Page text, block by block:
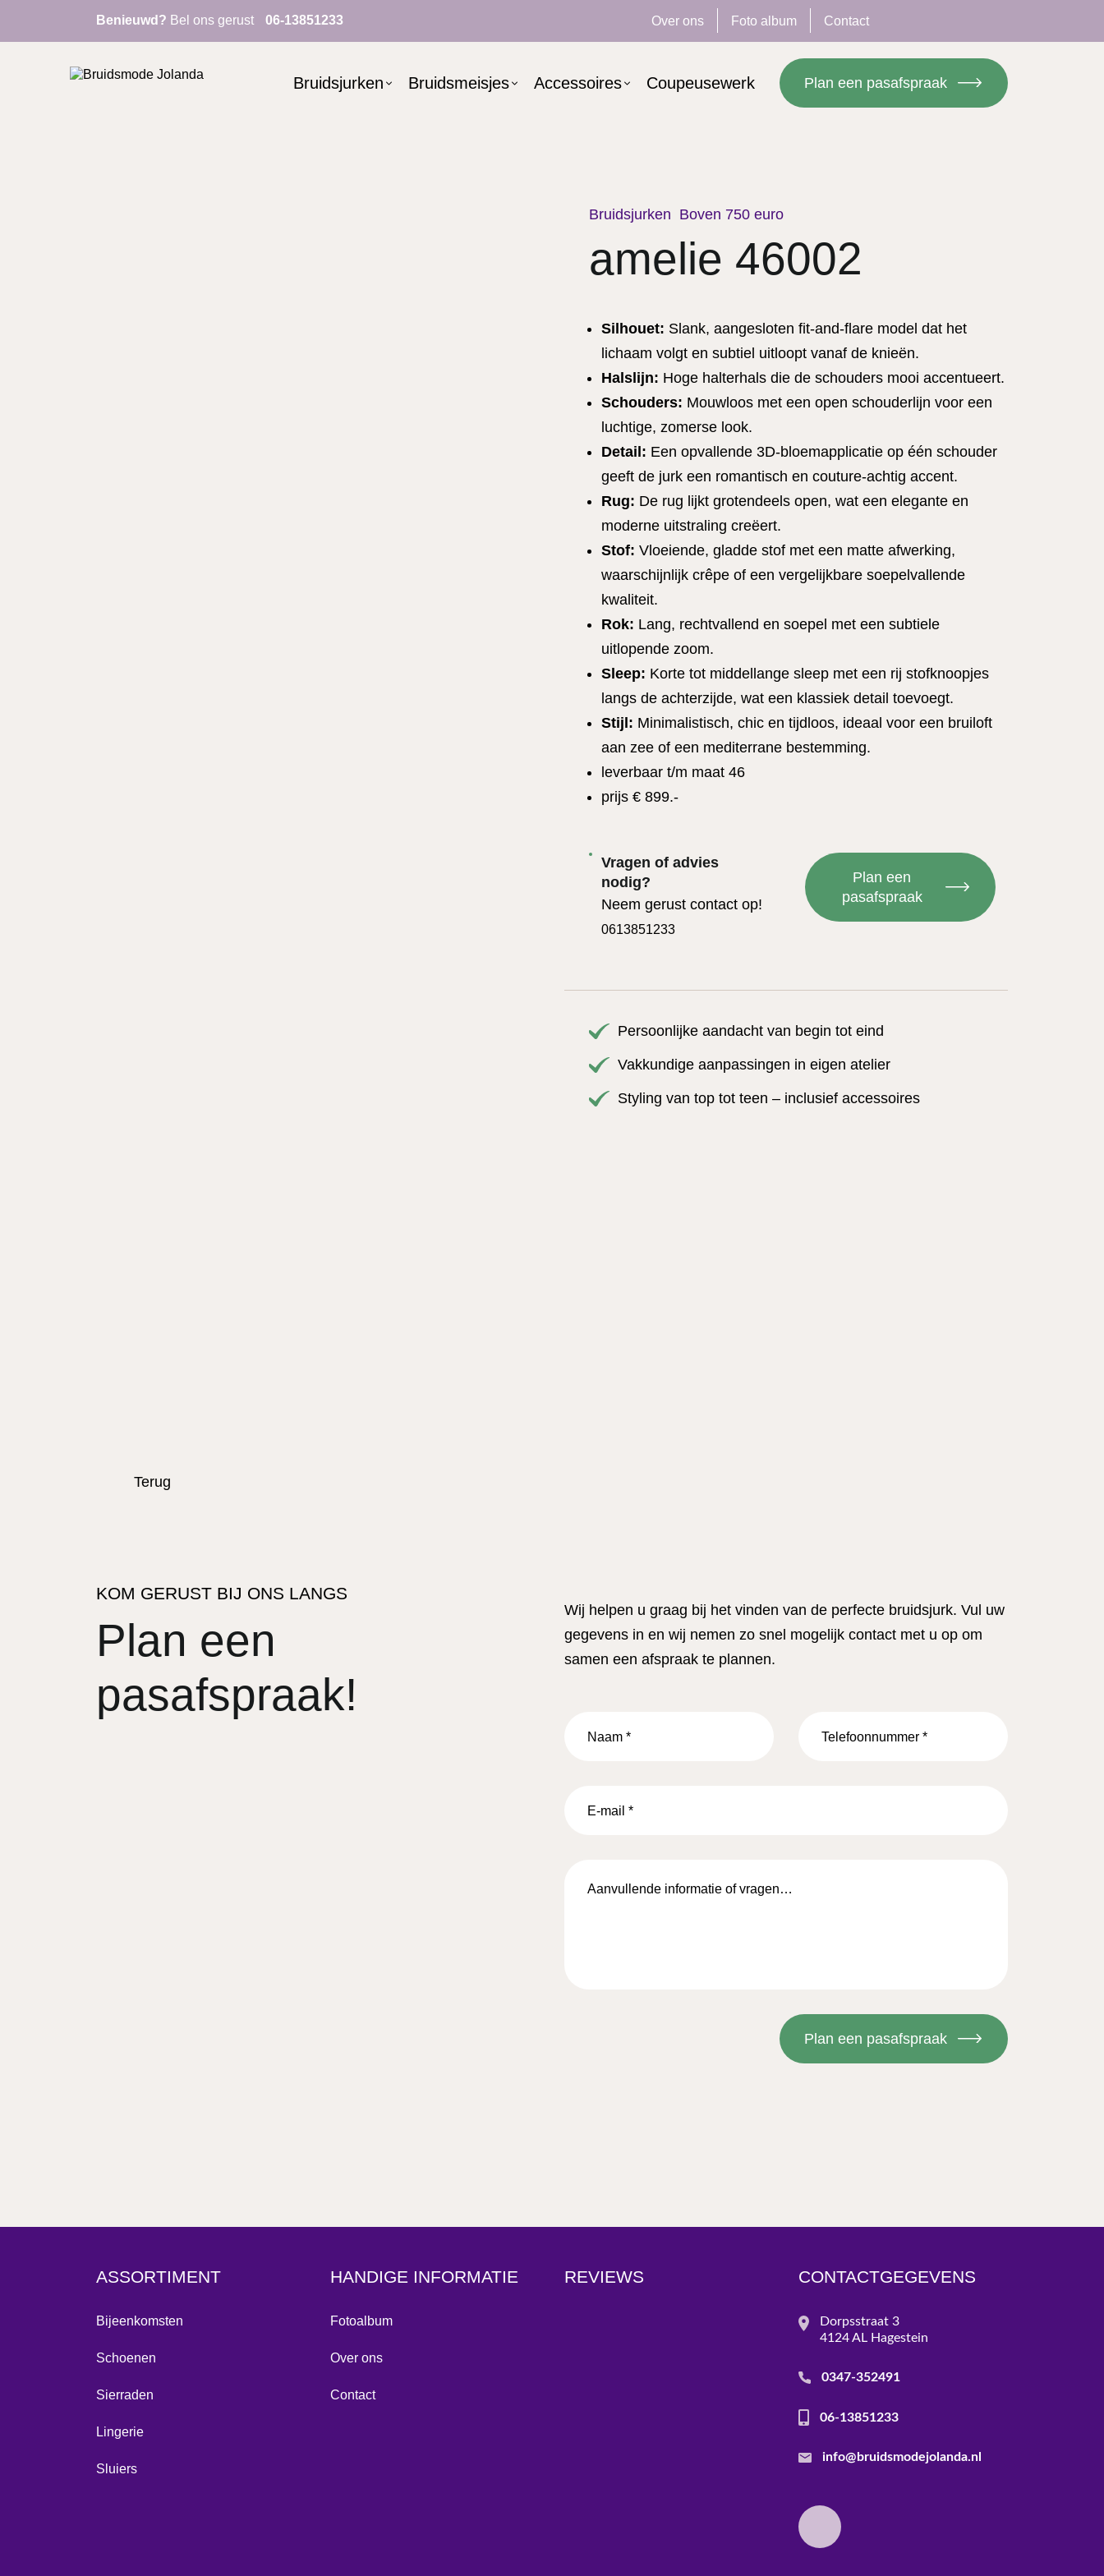
Benieuwd? Bel ons gerust 06-13851233 Over ons Foto album Contact
Bruidsjurken Bruidsmeisjes Accessoires Coupeusewerk Plan een pasafspraak
Bruidsjurken Boven 750 euro
amelie 46002
Silhouet: Slank, aangesloten fit-and-flare model dat het
lichaam volgt en subtiel uitloopt vanaf de knieën.
Halslijn: Hoge halterhals die de schouders mooi accentueert.
Schouders: Mouwloos met een open schouderlijn voor een
luchtige, zomerse look.
Detail: Een opvallende 3D-bloemapplicatie op één schouder
geeft de jurk een romantisch en couture-achtig accent.
Rug: De rug lijkt grotendeels open, wat een elegante en
moderne uitstraling creëert.
Stof: Vloeiende, gladde stof met een matte afwerking,
waarschijnlijk crêpe of een vergelijkbare soepelvallende
kwaliteit.
Rok: Lang, rechtvallend en soepel met een subtiele
uitlopende zoom.
Sleep: Korte tot middellange sleep met een rij stofknoopjes
langs de achterzijde, wat een klassiek detail toevoegt.
Stijl: Minimalistisch, chic en tijdloos, ideaal voor een bruiloft
aan zee of een mediterrane bestemming.
leverbaar t/m maat 46
prijs € 899.-
Vragen of advies
nodig?
Neem gerust contact op!
0613851233
Plan een
pasafspraak
Persoonlijke aandacht van begin tot eind
Vakkundige aanpassingen in eigen atelier
Styling van top tot teen – inclusief accessoires
Terug
KOM GERUST BIJ ONS LANGS
Plan een
pasafspraak!
Wij helpen u graag bij het vinden van de perfecte bruidsjurk. Vul uw
gegevens in en wij nemen zo snel mogelijk contact met u op om
samen een afspraak te plannen.
mail
informatie
ASSORTIMENT
Bijeenkomsten
Schoenen
Sierraden
Lingerie
Sluiers
HANDIGE INFORMATIE
Fotoalbum
Over ons
Contact
REVIEWS CONTACTGEGEVENS
Dorpsstraat 3
4124 AL Hagestein
0347-352491
06-13851233
info@bruidsmodejolanda.nl